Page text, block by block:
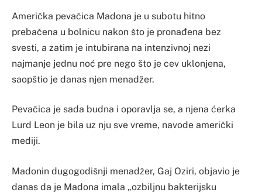
Američka pevačica Madona je u subotu hitno
prebačena u bolnicu nakon što je pronađena bez
svesti, a zatim je intubirana na intenzivnoj nezi
najmanje jednu noć pre nego što je cev uklonjena,
saopštio je danas njen menadžer.
Pevačica je sada budna i oporavlja se, a njena ćerka
Lurd Leon je bila uz nju sve vreme, navode američki
mediji.
Madonin dugogodišnji menadžer, Gaj Oziri, objavio je
danas da je Madona imala „ozbiljnu bakterijsku